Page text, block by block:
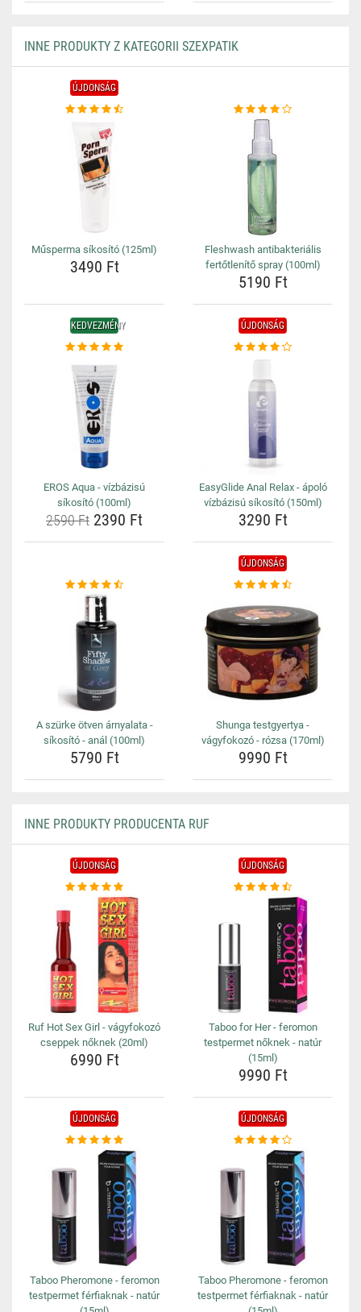
INNE PRODUKTY Z KATEGORII SZEXPATIK
ÚJDONSÁG
Műsperma síkosító (125ml)
3490 Ft
Fleshwash antibakteriális
fertőtlenítő spray (100ml)
5190 Ft
KEDVEZMÉNY
EROS Aqua - vízbázisú
síkosító (100ml)
2590 Ft 2390 Ft
ÚJDONSÁG
EasyGlide Anal Relax - ápoló
vízbázisú síkosító (150ml)
3290 Ft
A szürke ötven árnyalata -
síkosító - anál (100ml)
5790 Ft
ÚJDONSÁG
Shunga testgyertya -
vágyfokozó - rózsa (170ml)
9990 Ft
INNE PRODUKTY PRODUCENTA RUF
ÚJDONSÁG
Ruf Hot Sex Girl - vágyfokozó
cseppek nőknek (20ml)
6990 Ft
ÚJDONSÁG
Taboo for Her - feromon
testpermet nőknek - natúr
(15ml)
9990 Ft
ÚJDONSÁG
Taboo Pheromone - feromon
testpermet férfiaknak - natúr
ÚJDONSÁG
Taboo Pheromone - feromon
testpermet férfiaknak - natúr